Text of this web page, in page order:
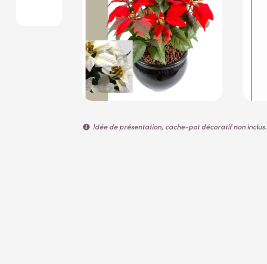
Idée de présentation, cache-pot décoratif non inclus.